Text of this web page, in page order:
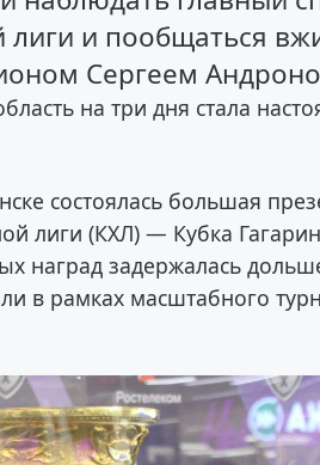
и пообщаться
Сергеем
на три дня стала
состоялась большая
лиги (КХЛ) — Кубка
наград задержалась
в рамках масштабного